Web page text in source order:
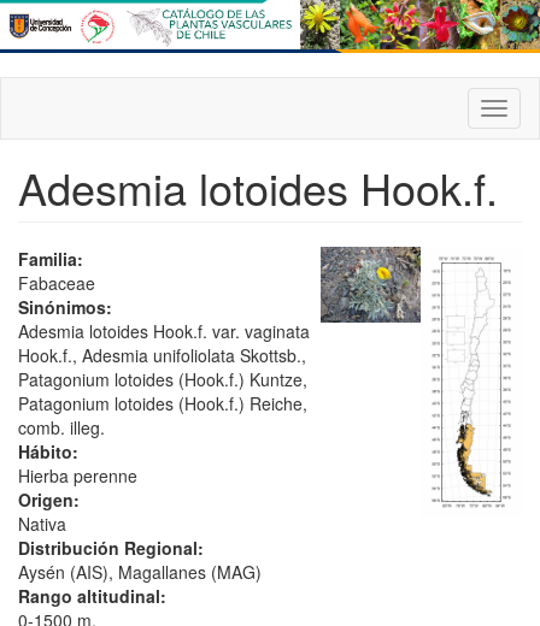
Pasar
al
contenido
principal
Adesmia lotoides Hook.f.
Familia:
Fabaceae
Sinónimos:
Adesmia lotoides Hook.f. var. vaginata
Hook.f., Adesmia unifoliolata Skottsb.,
Patagonium lotoides (Hook.f.) Kuntze,
Patagonium lotoides (Hook.f.) Reiche,
comb. illeg.
Hábito:
Hierba perenne
Origen:
Nativa
Distribución Regional:
Aysén (AIS), Magallanes (MAG)
Rango altitudinal:
0-1500 m.